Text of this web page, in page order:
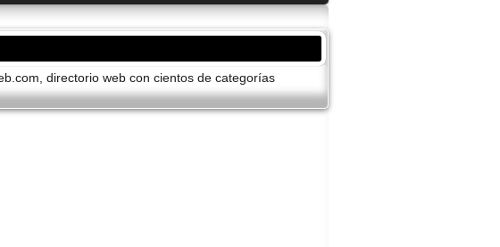
directorio web con cientos de categorí­as